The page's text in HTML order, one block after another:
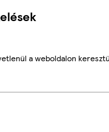
a weboldalon